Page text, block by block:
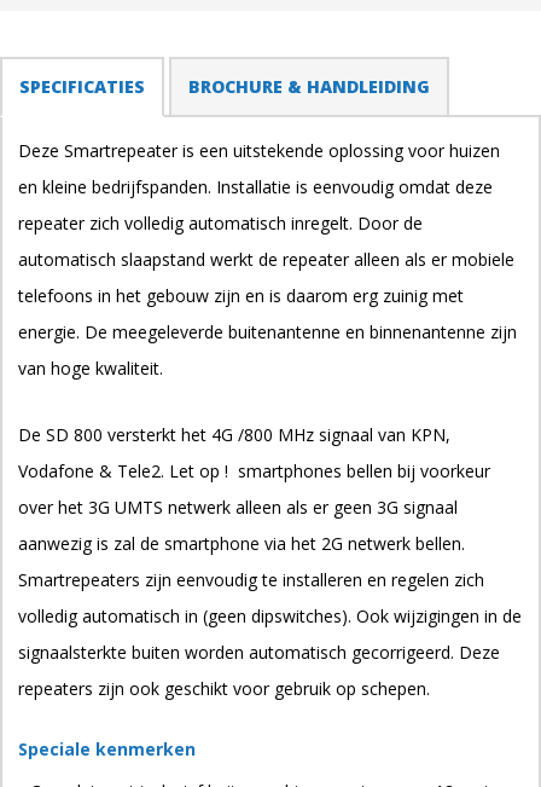
SPECIFICATIES (ACTIEVE
TABBLAD)
BROCHURE & HANDLEIDING
Deze Smartrepeater is een uitstekende oplossing voor huizen
en kleine bedrijfspanden. Installatie is eenvoudig omdat deze
repeater zich volledig automatisch inregelt. Door de
automatisch slaapstand werkt de repeater alleen als er mobiele
telefoons in het gebouw zijn en is daarom erg zuinig met
energie. De meegeleverde buitenantenne en binnenantenne zijn
van hoge kwaliteit.
De SD 800 versterkt het 4G /800 MHz signaal van KPN,
Vodafone & Tele2. Let op ! smartphones bellen bij voorkeur
over het 3G UMTS netwerk alleen als er geen 3G signaal
aanwezig is zal de smartphone via het 2G netwerk bellen.
Smartrepeaters zijn eenvoudig te installeren en regelen zich
volledig automatisch in (geen dipswitches). Ook wijzigingen in de
signaalsterkte buiten worden automatisch gecorrigeerd. Deze
repeaters zijn ook geschikt voor gebruik op schepen.
Speciale kenmerken